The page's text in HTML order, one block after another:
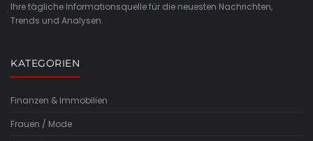
Ihre tägliche Informationsquelle für die neuesten Nachrichten,
Trends und Analysen.
KATEGORIEN
Finanzen & Immobilien
Frauen / Mode